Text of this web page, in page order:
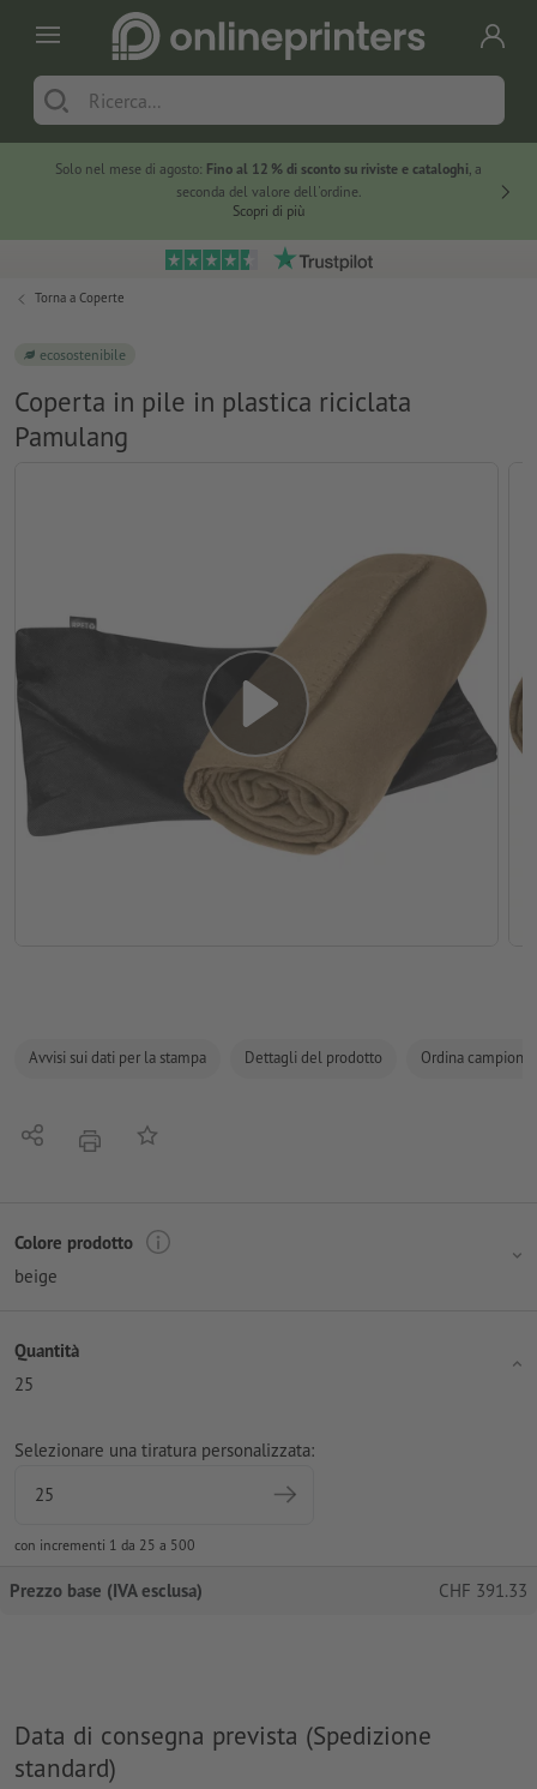
Solo nel mese di agosto: Fino al 12 % di sconto su riviste e cataloghi, a
seconda del valore dell'ordine.
Scopri di più
Torna a Coperte
ecosostenibile
Coperta in pile in plastica riciclata
Pamulang
Avvisi sui dati per la stampa Dettagli del prodotto Ordina campione
Condividistamparealla lista preferiti
Colore prodotto
beige
Quantità
25
Selezionare una tiratura personalizzata:
con incrementi 1 da 25 a 500
Prezzo base (IVA esclusa) CHF 391.33
Data di consegna prevista (Spedizione
standard)